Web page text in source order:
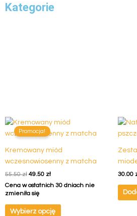
Kategorie
Promocja!
Kremowany miód
wczesnowiosenny z matcha
55.50zł
Pierwotna
cena
wynosiła:
49.50 zł
Aktualna
wynosi:
Cena w ostatnich 30 dniach nie
zmieniła się
Wybierz opcję
30.00